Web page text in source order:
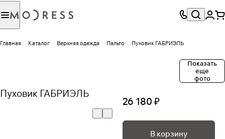
Главная Каталог Верхняя одежда Пальто Пуховик ГАБРИЭЛЬ
Показать
еще
фото
Пуховик ГАБРИЭЛЬ
26 180 ₽
В корзину